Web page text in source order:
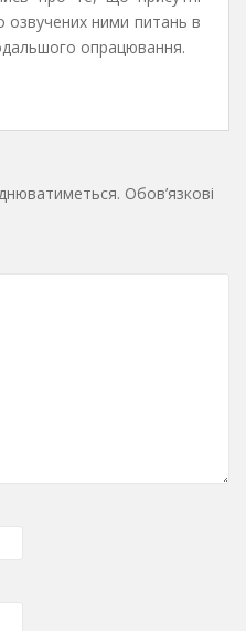
озвучених ними питань в
опрацювання.
Обов’язкові